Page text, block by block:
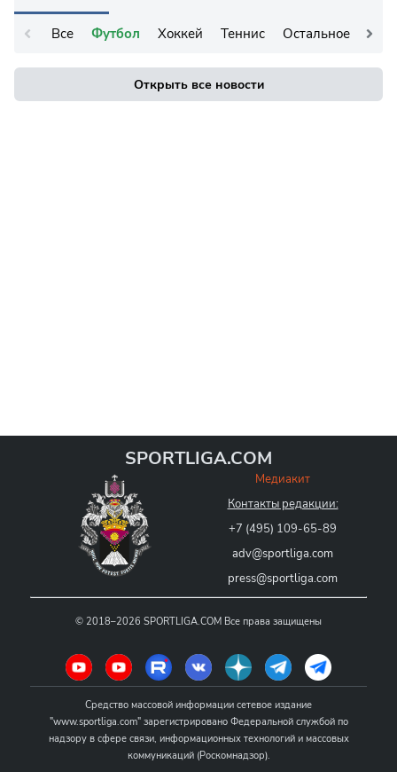
Все Футбол Хоккей Теннис Остальное
Открыть все новости
SPORTLIGA.COM
Медиакит
Контакты редакции:
+7 (495) 109-65-89
adv@sportliga.com
press@sportliga.com
© 2018–2026 SPORTLIGA.COM Все права защищены
Средство массовой информации сетевое издание
"www.sportliga.com" зарегистрировано Федеральной службой по
надзору в сфере связи, информационных технологий и массовых
коммуникаций (Роскомнадзор).